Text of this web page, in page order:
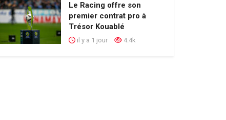
Le Racing offre son
premier contrat pro à
Trésor Kouablé
il y a 1 jour 4.4k